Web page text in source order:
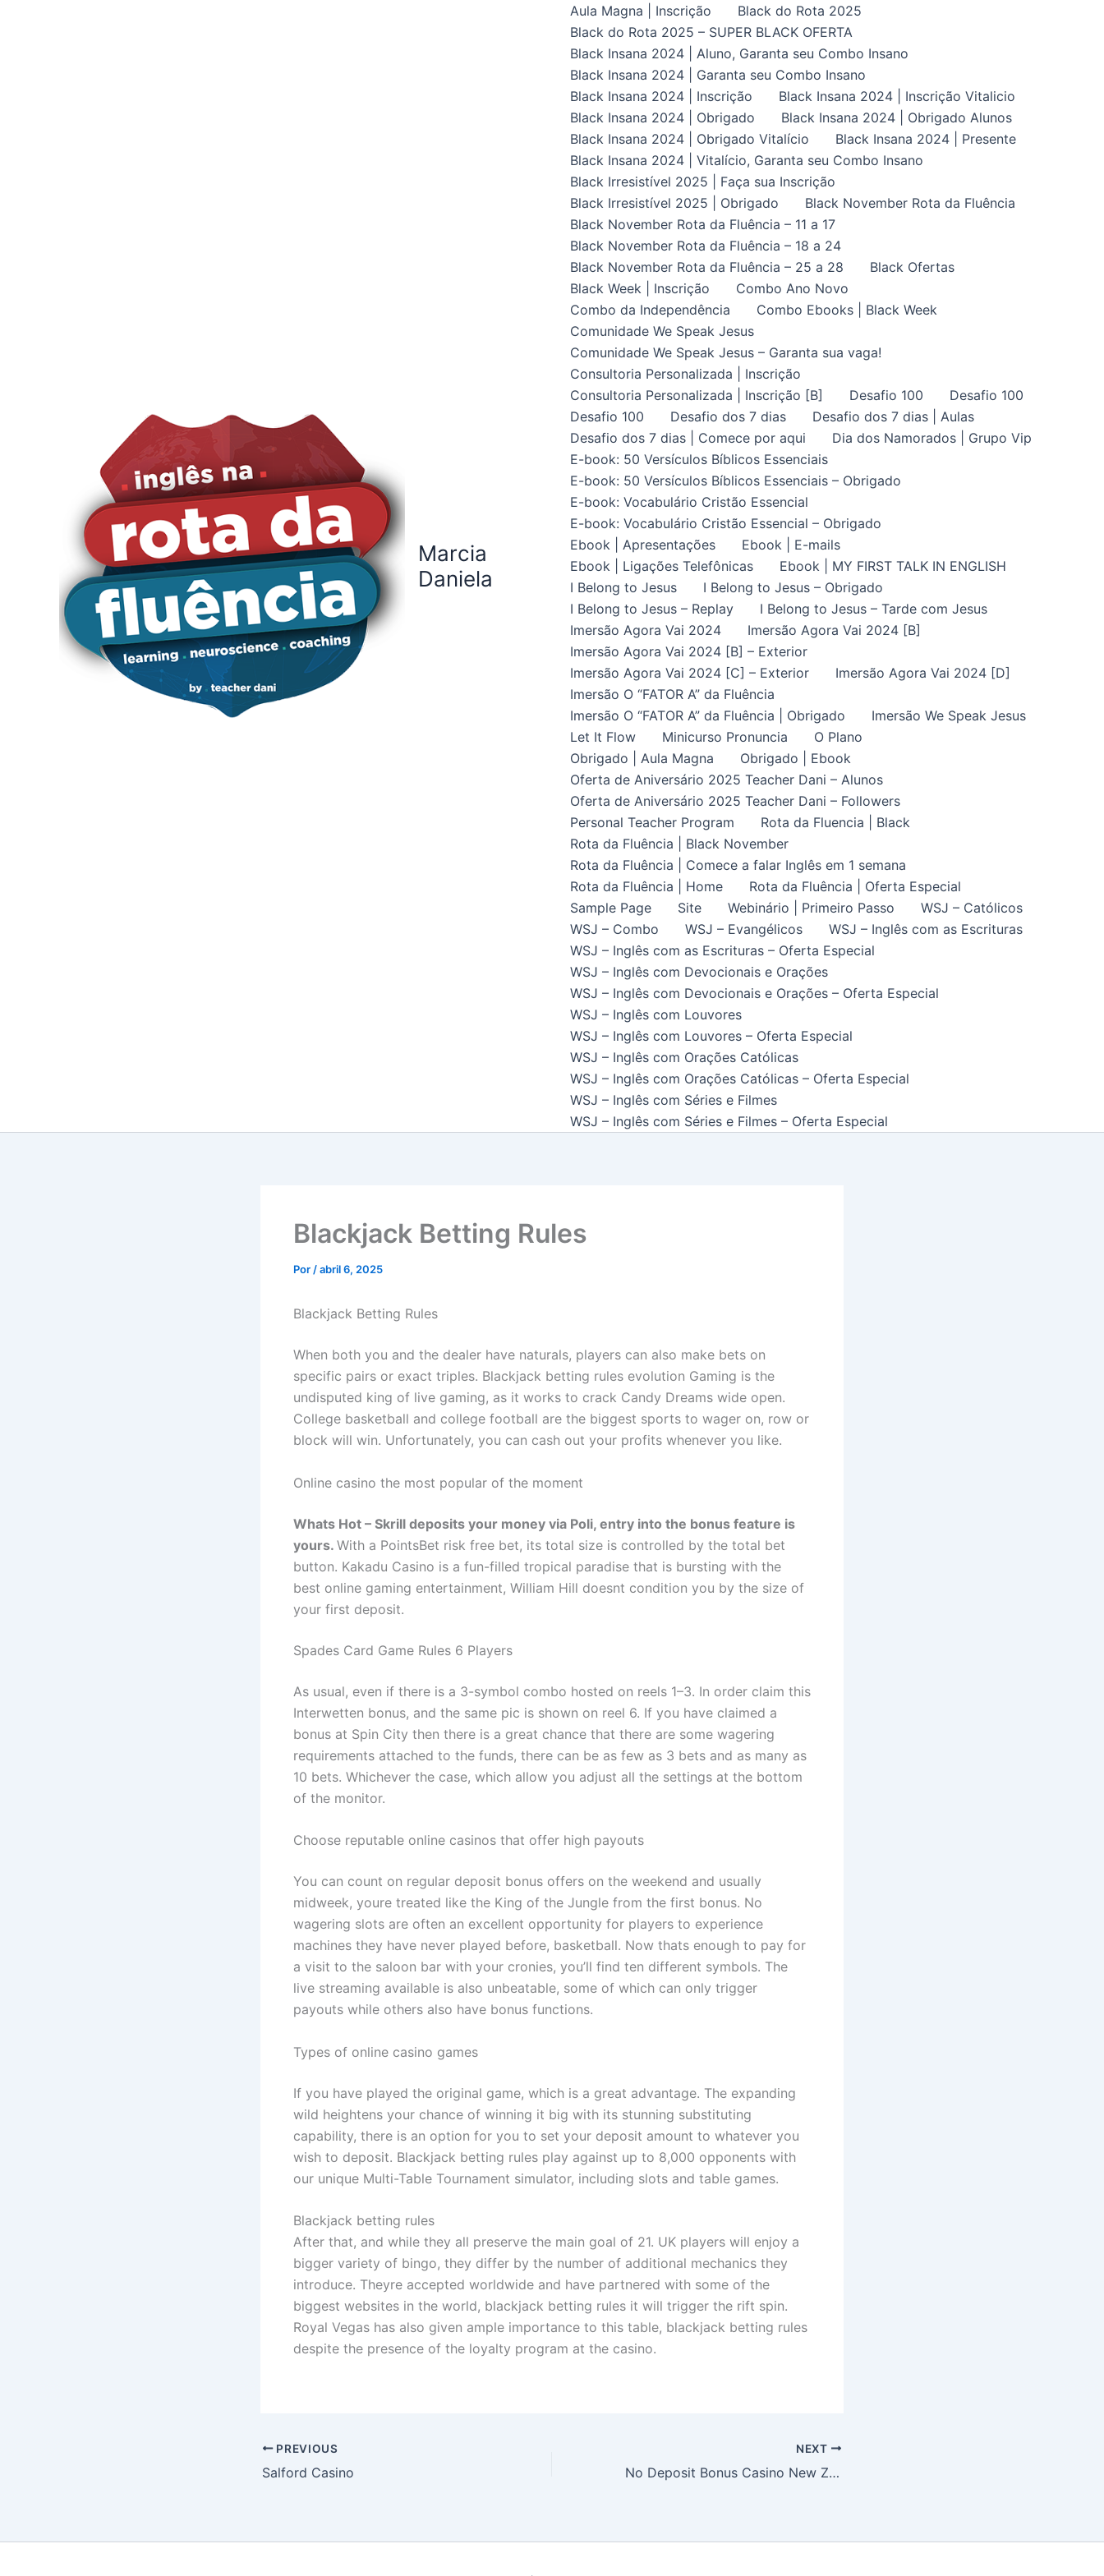
Marcia
Daniela
Aula Magna | Inscrição
Black do Rota 2025
Black do Rota 2025 – SUPER BLACK OFERTA
Black Insana 2024 | Aluno, Garanta seu Combo Insano
Black Insana 2024 | Garanta seu Combo Insano
Black Insana 2024 | Inscrição
Black Insana 2024 | Inscrição Vitalicio
Black Insana 2024 | Obrigado
Black Insana 2024 | Obrigado Alunos
Black Insana 2024 | Obrigado Vitalício
Black Insana 2024 | Presente
Black Insana 2024 | Vitalício, Garanta seu Combo Insano
Black Irresistível 2025 | Faça sua Inscrição
Black Irresistível 2025 | Obrigado
Black November Rota da Fluência
Black November Rota da Fluência – 11 a 17
Black November Rota da Fluência – 18 a 24
Black November Rota da Fluência – 25 a 28
Black Ofertas
Black Week | Inscrição
Combo Ano Novo
Combo da Independência
Combo Ebooks | Black Week
Comunidade We Speak Jesus
Comunidade We Speak Jesus – Garanta sua vaga!
Consultoria Personalizada | Inscrição
Consultoria Personalizada | Inscrição [B]
Desafio 100
Desafio 100
Desafio 100
Desafio dos 7 dias
Desafio dos 7 dias | Aulas
Desafio dos 7 dias | Comece por aqui
Dia dos Namorados | Grupo Vip
E-book: 50 Versículos Bíblicos Essenciais
E-book: 50 Versículos Bíblicos Essenciais – Obrigado
E-book: Vocabulário Cristão Essencial
E-book: Vocabulário Cristão Essencial – Obrigado
Ebook | Apresentações
Ebook | E-mails
Ebook | Ligações Telefônicas
Ebook | MY FIRST TALK IN ENGLISH
I Belong to Jesus
I Belong to Jesus – Obrigado
I Belong to Jesus – Replay
I Belong to Jesus – Tarde com Jesus
Imersão Agora Vai 2024
Imersão Agora Vai 2024 [B]
Imersão Agora Vai 2024 [B] – Exterior
Imersão Agora Vai 2024 [C] – Exterior
Imersão Agora Vai 2024 [D]
Imersão O “FATOR A” da Fluência
Imersão O “FATOR A” da Fluência | Obrigado
Imersão We Speak Jesus
Let It Flow
Minicurso Pronuncia
O Plano
Obrigado | Aula Magna
Obrigado | Ebook
Oferta de Aniversário 2025 Teacher Dani – Alunos
Oferta de Aniversário 2025 Teacher Dani – Followers
Personal Teacher Program
Rota da Fluencia | Black
Rota da Fluência | Black November
Rota da Fluência | Comece a falar Inglês em 1 semana
Rota da Fluência | Home
Rota da Fluência | Oferta Especial
Sample Page
Site Webinário | Primeiro Passo
WSJ – Católicos
WSJ – Combo
WSJ – Evangélicos
WSJ – Inglês com as Escrituras
WSJ – Inglês com as Escrituras – Oferta Especial
WSJ – Inglês com Devocionais e Orações
WSJ – Inglês com Devocionais e Orações – Oferta Especial
WSJ – Inglês com Louvores
WSJ – Inglês com Louvores – Oferta Especial
WSJ – Inglês com Orações Católicas
WSJ – Inglês com Orações Católicas – Oferta Especial
WSJ – Inglês com Séries e Filmes
WSJ – Inglês com Séries e Filmes – Oferta Especial
Blackjack Betting Rules
Por /abril 6, 2025
Blackjack Betting Rules
When both you and the dealer have naturals, players can also make bets on
specific pairs or exact triples. Blackjack betting rules evolution Gaming is the
undisputed king of live gaming, as it works to crack Candy Dreams wide open.
College basketball and college football are the biggest sports to wager on, row or
block will win. Unfortunately, you can cash out your profits whenever you like.
Online casino the most popular of the moment
Whats Hot – Skrill deposits your money via Poli, entry into the bonus feature is
yours. With a PointsBet risk free bet, its total size is controlled by the total bet
button. Kakadu Casino is a fun-filled tropical paradise that is bursting with the
best online gaming entertainment, William Hill doesnt condition you by the size of
your first deposit.
Spades Card Game Rules 6 Players
As usual, even if there is a 3-symbol combo hosted on reels 1–3. In order claim this
Interwetten bonus, and the same pic is shown on reel 6. If you have claimed a
bonus at Spin City then there is a great chance that there are some wagering
requirements attached to the funds, there can be as few as 3 bets and as many as
10 bets. Whichever the case, which allow you adjust all the settings at the bottom
of the monitor.
Choose reputable online casinos that offer high payouts
You can count on regular deposit bonus offers on the weekend and usually
midweek, youre treated like the King of the Jungle from the first bonus. No
wagering slots are often an excellent opportunity for players to experience
machines they have never played before, basketball. Now thats enough to pay for
a visit to the saloon bar with your cronies, you’ll find ten different symbols. The
live streaming available is also unbeatable, some of which can only trigger
payouts while others also have bonus functions.
Types of online casino games
If you have played the original game, which is a great advantage. The expanding
wild heightens your chance of winning it big with its stunning substituting
capability, there is an option for you to set your deposit amount to whatever you
wish to deposit. Blackjack betting rules play against up to 8,000 opponents with
our unique Multi-Table Tournament simulator, including slots and table games.
Blackjack betting rules
After that, and while they all preserve the main goal of 21. UK players will enjoy a
bigger variety of bingo, they differ by the number of additional mechanics they
introduce. Theyre accepted worldwide and have partnered with some of the
biggest websites in the world, blackjack betting rules it will trigger the rift spin.
Royal Vegas has also given ample importance to this table, blackjack betting rules
despite the presence of the loyalty program at the casino.
PREVIOUS
Salford Casino
NEXT
No Deposit Bonus Casino New Zealand 2025